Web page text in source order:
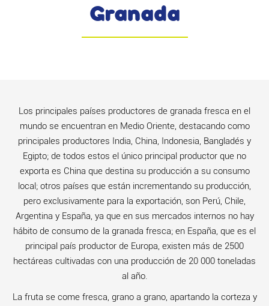
Granada
Los principales países productores de granada fresca en el
mundo se encuentran en Medio Oriente, destacando como
principales productores India, China, Indonesia, Bangladés y
Egipto; de todos estos el único principal productor que no
exporta es China que destina su producción a su consumo
local; otros países que están incrementando su producción,
pero exclusivamente para la exportación, son Perú, Chile,
Argentina y España, ya que en sus mercados internos no hay
hábito de consumo de la granada fresca; en España, que es el
principal país productor de Europa, existen más de 2500
hectáreas cultivadas con una producción de 20 000 toneladas
al año.
La fruta se come fresca, grano a grano, apartando la corteza y